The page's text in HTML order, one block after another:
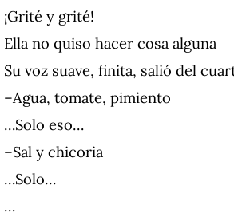
¡Grité y grité!
Ella no quiso hacer cosa alguna
Su voz suave, finita, salió del
–Agua, tomate, pimiento
…Solo eso…
–Sal y chicoria
…Solo…
…